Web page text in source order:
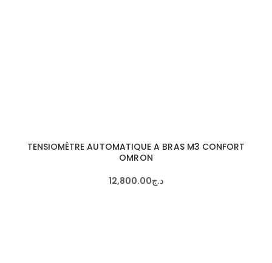
TENSIOMÈTRE AUTOMATIQUE A BRAS M3 CONFORT
OMRON
د.ج
12,800.00